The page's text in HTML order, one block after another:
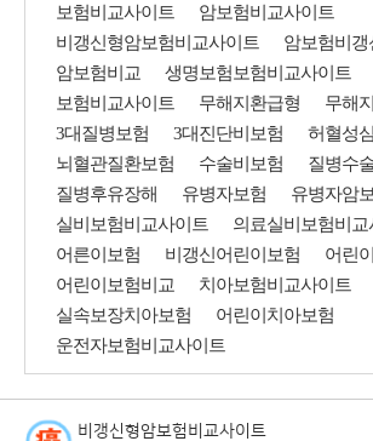
보험비교사이트
암보험비교사이트
비갱신형암보험비교사이트
암보험비갱
암보험비교
생명보험보험비교사이트
보험비교사이트
무해지환급형
무해
3대질병보험
3대진단비보험
허혈성
뇌혈관질환보험
수술비보험
질병수
질병후유장해
유병자보험
유병자암
실비보험비교사이트
의료실비보험비교
어른이보험
비갱신어린이보험
어린
어린이보험비교
치아보험비교사이트
실속보장치아보험
어린이치아보험
운전자보험비교사이트
비갱신형암보험비교사이트